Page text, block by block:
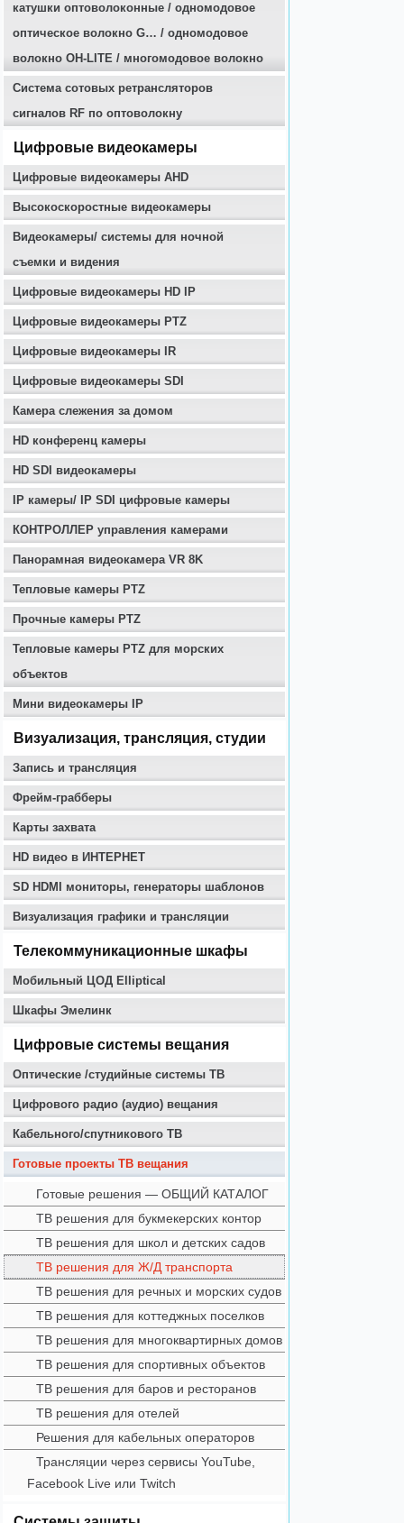
катушки оптоволоконные / одномодовое
оптическое волокно G… / одномодовое
волокно OH-LITE / многомодовое волокно
Система сотовых ретрансляторов
сигналов RF по оптоволокну
Цифровые видеокамеры
Цифровые видеокамеры AHD
Высокоскоростные видеокамеры
Видеокамеры/ системы для ночной
съемки и видения
Цифровые видеокамеры HD IP
Цифровые видеокамеры PTZ
Цифровые видеокамеры IR
Цифровые видеокамеры SDI
Камера слежения за домом
HD конференц камеры
HD SDI видеокамеры
IP камеры/ IP SDI цифровые камеры
КОНТРОЛЛЕР управления камерами
Панорамная видеокамера VR 8K
Тепловые камеры PTZ
Прочные камеры PTZ
Тепловые камеры PTZ для морских
объектов
Мини видеокамеры IP
Визуализация, трансляция, студии
Запись и трансляция
Фрейм-грабберы
Карты захвата
HD видео в ИНТЕРНЕТ
SD HDMI мониторы, генераторы шаблонов
Визуализация графики и трансляции
Телекоммуникационные шкафы
Мобильный ЦОД Elliptical
Шкафы Эмелинк
Цифровые системы вещания
Оптические /студийные системы ТВ
Цифрового радио (аудио) вещания
Кабельного/спутникового ТВ
Готовые проекты ТВ вещания
Готовые решения — ОБЩИЙ КАТАЛОГ
ТВ решения для букмекерских контор
ТВ решения для школ и детских садов
ТВ решения для Ж/Д транспорта
ТВ решения для речных и морских судов
ТВ решения для коттеджных поселков
ТВ решения для многоквартирных домов
ТВ решения для спортивных объектов
ТВ решения для баров и ресторанов
ТВ решения для отелей
Решения для кабельных операторов
Трансляции через сервисы YouTube,
Facebook Live или Twitch